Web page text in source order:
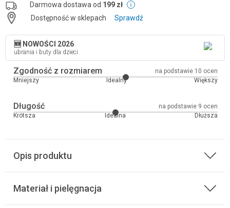
Darmowa dostawa od 199 zł
Dostępność w sklepach
Sprawdź
🆕 NOWOŚCI 2026
ubrania i buty dla dzieci
Zgodność z rozmiarem
na podstawie 10 ocen
Mniejszy
Idealny Większy
Długość
na podstawie 9 ocen
Krótsza
Idealna Dłuższa
Opis produktu
Materiał i pielęgnacja